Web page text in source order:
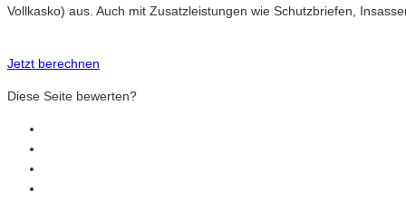
Vollkasko) aus. Auch mit Zusatzleistungen wie Schutzbriefen,
Jetzt berechnen
Diese Seite bewerten?